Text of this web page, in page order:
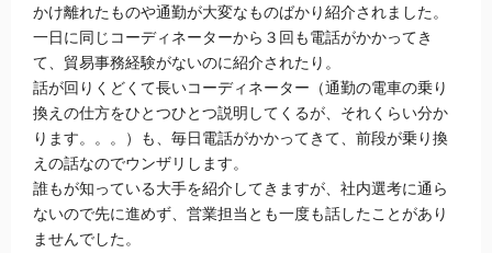
かけ離れたものや通勤が大変なものばかり紹介されました。
一日に同じコーディネーターから３回も電話がかかってき
て、貿易事務経験がないのに紹介されたり。
話が回りくどくて長いコーディネーター（通勤の電車の乗り
換えの仕方をひとつひとつ説明してくるが、それくらい分か
ります。。。）も、毎日電話がかかってきて、前段が乗り換
えの話なのでウンザリします。
誰もが知っている大手を紹介してきますが、社内選考に通ら
ないので先に進めず、営業担当とも一度も話したことがあり
ませんでした。